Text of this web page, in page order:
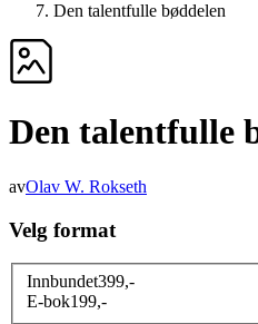
Den talentfulle bøddelen
Den talentfulle
avOlav W. Rokseth
Velg format
Innbundet399,-
E-bok199,-